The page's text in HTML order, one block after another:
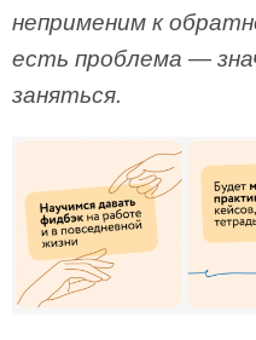
неприменим к
есть проблема —
заняться.